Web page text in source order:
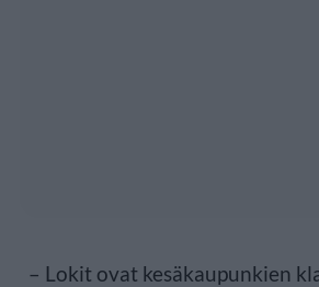
– Lokit ovat kesäkaupunkien